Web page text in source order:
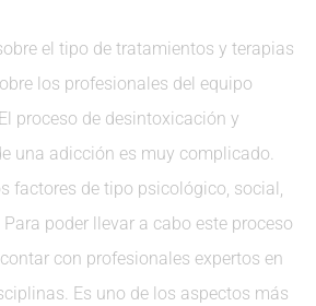
el tipo de tratamientos y terapias
los profesionales del equipo
proceso de desintoxicación y
una adicción es muy complicado.
factores de tipo psicológico, social,
poder llevar a cabo este proceso
con profesionales expertos en
Es uno de los aspectos más